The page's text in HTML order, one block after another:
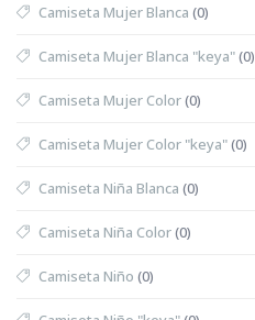
Camiseta Mujer Blanca (0)
Camiseta Mujer Blanca "keya"(0)
Camiseta Mujer Color(0)
Camiseta Mujer Color "keya"(0)
Camiseta Niña Blanca (0)
Camiseta Niña Color(0)
Camiseta Niño (0)